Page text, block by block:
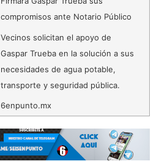
compromisos ante Notario Público
Vecinos solicitan el apoyo de
Gaspar Trueba en la solución a sus
necesidades de agua potable,
transporte y seguridad pública.
6enpunto.mx